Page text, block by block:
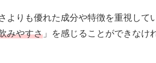
よりも優れた成分や特徴を重視して
みやすさ 」を感じることができな